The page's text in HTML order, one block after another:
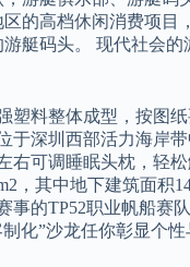
的高档休闲消费项
艇码头。 现代社会
塑料整体成型，按图
于深圳西部活力海岸
右可调睡眠头枕，轻
，其中地下建筑面积
事的TP52职业帆船赛
化”沙龙任你彰显个性